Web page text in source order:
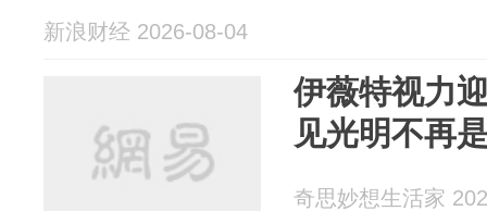
新浪财经 2026-08-04
伊薇特视力
见光明不再
奇思妙想生活家